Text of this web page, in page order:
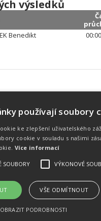
výsledků
Benedikt
je schopen na profesionální
pořádání sportovních
Organizaci závodů, registraci
zpracování a publikaci
Úvod Kalendář
používají soubory
ke zlepšení uživatelského
cookie v souladu s našimi
Více informací
SOUBORY VÝKONOVÉ
VŠE ODMÍTNOUT
PODROBNOSTI